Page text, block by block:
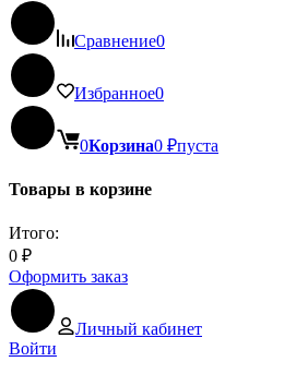
Сравнение0
Избранное0
0Корзина0 ₽пуста
Товары в корзине
Итого:
0 ₽
Оформить заказ
Личный кабинет
Войти